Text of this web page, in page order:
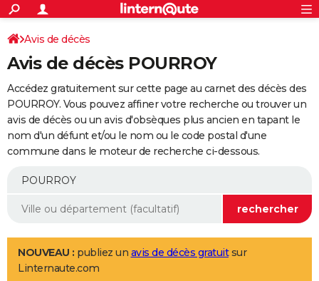
ACTUALITÉS
Politique
Société
Faits Divers
Education
Monde
Villes
+
SPORT
Coupe du monde 2026
Football
Tennis
Cyclisme
Rugby
Forum
Programme TV
TNT
Streaming
Cinéma
Sorties cinéma
Musique
+
FINANCE
Retraite
Epargne
Immobilier
Risques naturels par ville
Banque
Assurance
AUTO
Essais
Réserver un essai
Citadines
Berlines
SUV
Forum auto
+
Mobiles
Meilleur smartphone
Internet
Ordinateurs
Jeux vidéo
Guide high-tech
Aménagement intérieur
LIFESTYLE
Art de vivre
Bien-être
Loisirs
Mode
Modes de vie
Avis de décès
Avis de décès POURROY
Accédez gratuitement sur cette page au carnet des décès des
POURROY. Vous pouvez affiner votre recherche ou trouver un
avis de décès ou un avis d'obsèques plus ancien en tapant le
nom d'un défunt et/ou le nom ou le code postal d'une
commune dans le moteur de recherche ci-dessous.
NOUVEAU : publiez un avis de décès gratuitsur
Linternaute.com